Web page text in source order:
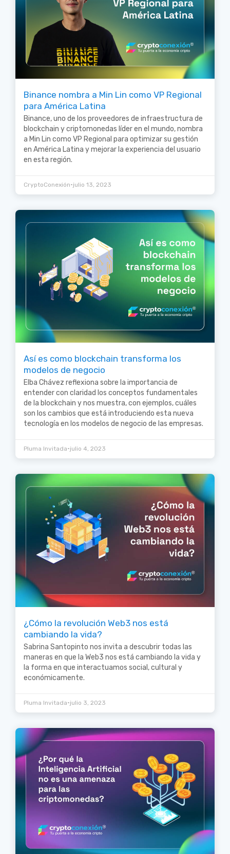
Binance nombra a Min Lin como VP Regional
para América Latina
Binance, uno de los proveedores de infraestructura de
blockchain y criptomonedas líder en el mundo, nombra
a Min Lin como VP Regional para optimizar su gestión
en América Latina y mejorar la experiencia del usuario
en esta región.
CryptoConexión•julio 13, 2023
Así es como blockchain transforma los
modelos de negocio
Elba Chávez reflexiona sobre la importancia de
entender con claridad los conceptos fundamentales
de la blockchain y nos muestra, con ejemplos, cuáles
son los cambios que está introduciendo esta nueva
tecnología en los modelos de negocio de las empresas.
Pluma Invitada•julio 4, 2023
¿Cómo la revolución Web3 nos está
cambiando la vida?
Sabrina Santopinto nos invita a descubrir todas las
maneras en que la Web3 nos está cambiando la vida y
la forma en que interactuamos social, cultural y
económicamente.
Pluma Invitada•julio 3, 2023